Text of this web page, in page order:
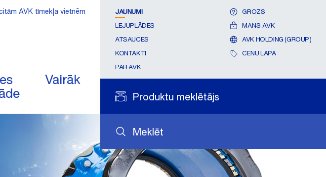
Vairāk
Meklēt
Produktu meklētājs
JAUNUMI
LEJUPLĀDES
ATSAUCES
KONTAKTI
PAR AVK
GROZS
MANS AVK
AVK HOLDING (GROUP)
CENU LAPA
AVK tīmekļa vietnēm